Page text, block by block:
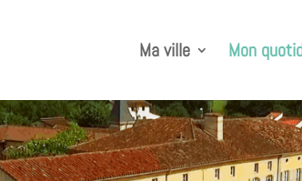
Ma ville Mon